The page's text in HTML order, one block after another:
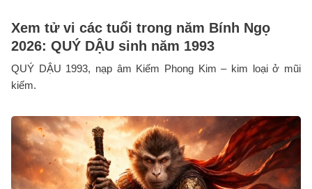
Xem tử vi các tuổi trong năm Bính Ngọ
2026: QUÝ DẬU sinh năm 1993
QUÝ DẬU 1993, nạp âm Kiếm Phong Kim – kim loại ở mũi
kiếm.